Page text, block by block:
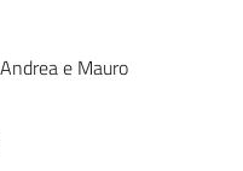
e Mauro